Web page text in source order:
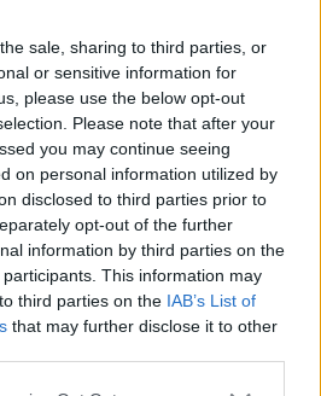
sale, sharing to third parties, or
or sensitive information for
please use the below opt-out
Please note that after your
you may continue seeing
on personal information utilized by
disclosed to third parties prior to
opt-out of the further
information by third parties on the
participants. This information may
third parties on the IAB’s List of
that may further disclose it to other
«Κόκκινου
πως σύμφωνα με όσα είχε
κύκλο μάνατζερ ο Μίνο
είχε μιλήσει με τον γνωστό
άσο